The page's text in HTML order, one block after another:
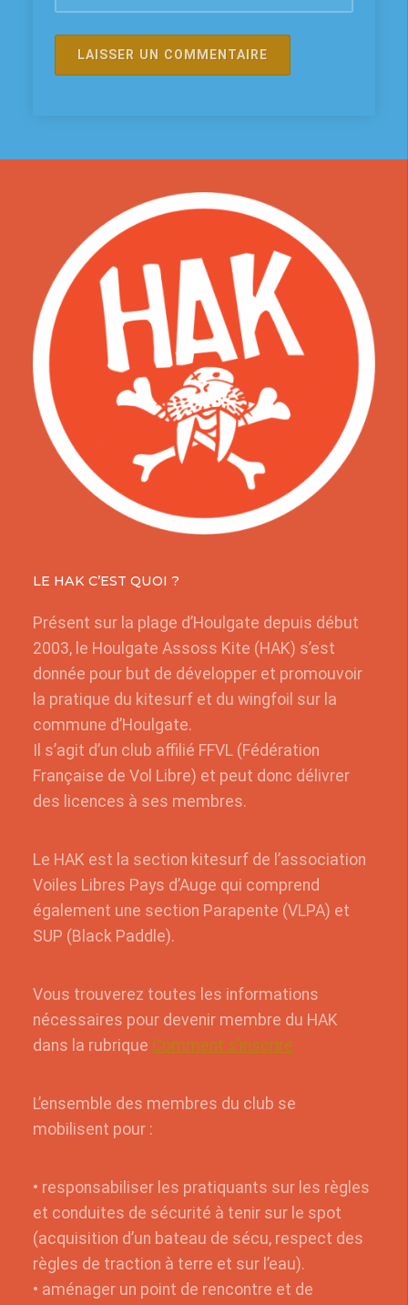
LE HAK C’EST QUOI ?
Présent sur la plage d’Houlgate depuis début
2003, le Houlgate Assoss Kite (HAK) s’est
donnée pour but de développer et promouvoir
la pratique du kitesurf et du wingfoil sur la
commune d’Houlgate.
Il s’agit d’un club affilié FFVL (Fédération
Française de Vol Libre) et peut donc délivrer
des licences à ses membres.
Le HAK est la section kitesurf de l’association
Voiles Libres Pays d’Auge qui comprend
également une section Parapente (VLPA) et
SUP (Black Paddle).
Vous trouverez toutes les informations
nécessaires pour devenir membre du HAK
dans la rubrique Comment s’inscrire
L’ensemble des membres du club se
mobilisent pour :
• responsabiliser les pratiquants sur les règles
et conduites de sécurité à tenir sur le spot
(acquisition d’un bateau de sécu, respect des
règles de traction à terre et sur l’eau).
• aménager un point de rencontre et de